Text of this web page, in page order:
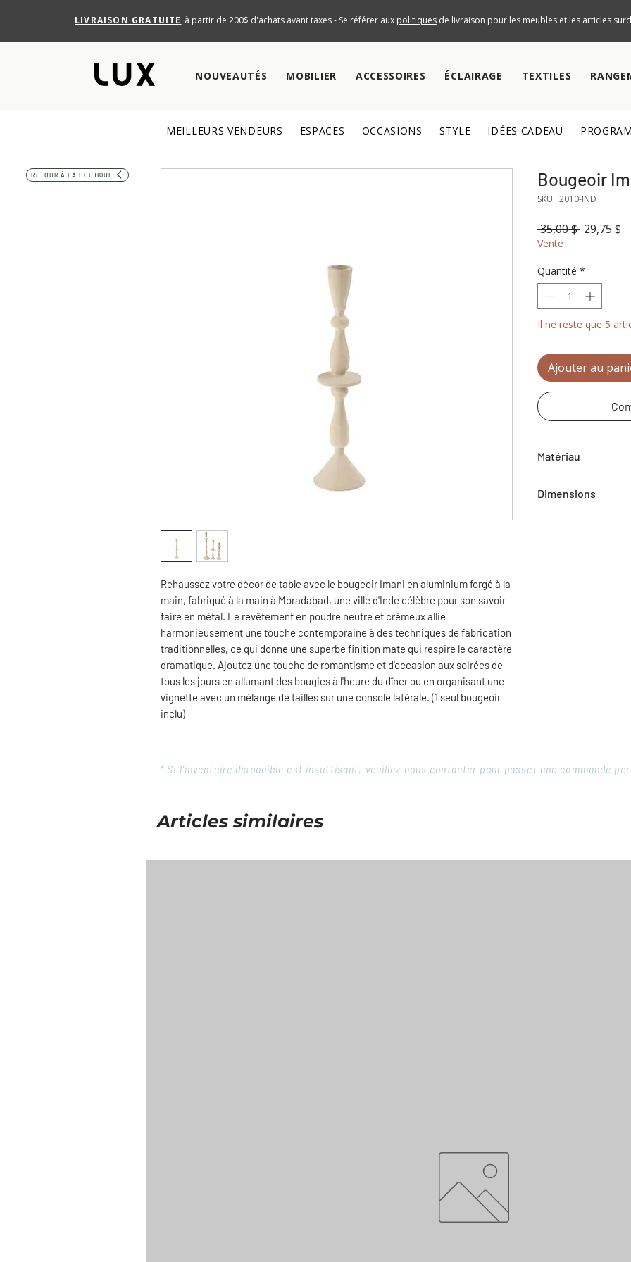
LIVRAISON GRATUITE à partir de 200$ d'achats avant taxes - Se référer aux politiquesde livraison pour les meubles et les articles
NOUVEAUTÉS MOBILIER ACCESSOIRES ÉCLAIRAGE TEXTILES
MEILLEURS VENDEURS ESPACES OCCASIONS STYLE IDÉES CADEAU
RETOUR À LA BOUTIQUE
Rehaussez votre décor de table avec le bougeoir Imani en aluminium forgé à la
main, fabriqué à la main à Moradabad, une ville d'Inde célèbre pour son savoir-
faire en métal. Le revêtement en poudre neutre et crémeux allie
harmonieusement une touche contemporaine à des techniques de fabrication
traditionnelles, ce qui donne une superbe finition mate qui respire le caractère
dramatique. Ajoutez une touche de romantisme et d'occasion aux soirées de
tous les jours en allumant des bougies à l'heure du dîner ou en organisant une
vignette avec un mélange de tailles sur une console latérale. (1 seul bougeoir
inclu)
Bougeoir
SKU : 2010-IND
35,00 $ Prix
29,75 $
Vente
Quantité *
Il ne reste que 5
Ajouter au
Matériau
Dimensions
* Si l'inventaire disponible est insuffisant, veuillez nous contacter pour passer une commande
Articles similaires